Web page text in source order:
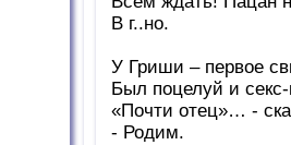
В г..но.
У Гриши – первое
Был поцелуй и
«Почти отец»… -
- Родим.